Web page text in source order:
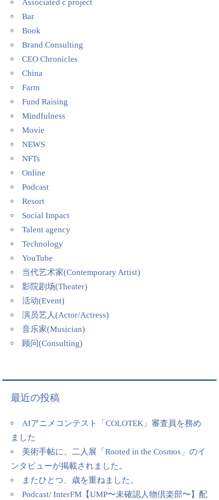
Associated c project
Bar
Book
Brand Consulting
CEO Chronicles
China
Farm
Fund Raising
Mindfulness
Movie
NEWS
NFTs
Online
Podcast
Resort
Social Impact
Talent agency
Technology
YouTube
当代艺术家(Contemporary Artist)
影院剧场(Theater)
活动(Event)
演员艺人(Actor/Actress)
音乐家(Musician)
顾问(Consulting)
最近の投稿
AIアニメコンテスト「COLOTEK」審査員を務め
ました
美術手帖に、二人展「Rooted in the Cosmos」のイ
ンタビューが掲載されました。
またひとつ、歳を重ねました。
Podcast/ InterFM【UMP〜未確認人物倶楽部〜】配